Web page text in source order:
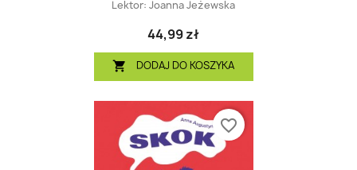
Lektor: Joanna Jeżewska
44,99 zł
 DODAJ DO KOSZYKA
favorite_border